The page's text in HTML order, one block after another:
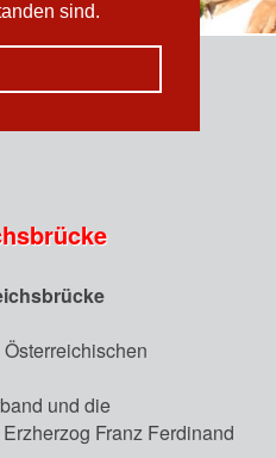
sind.
und die
Franz Ferdinand